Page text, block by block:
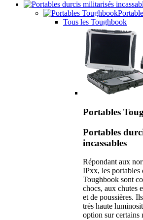
Tous les Toughbook
Portables
Portables
incassables
Répondant aux
IPxx, les portables
Toughbook sont
chocs, aux chutes
et de poussières.
très haute
option sur certains